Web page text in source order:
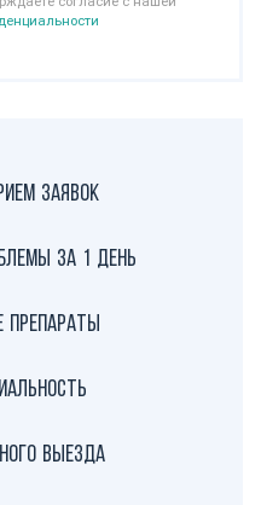
заявок
за 1 день
препараты
выезда